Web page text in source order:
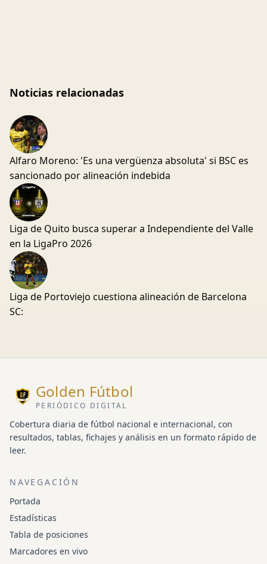
Noticias relacionadas
Alfaro Moreno: 'Es una vergüenza absoluta' si BSC es
sancionado por alineación indebida
Liga de Quito busca superar a Independiente del Valle
en la LigaPro 2026
Liga de Portoviejo cuestiona alineación de Barcelona
SC:
Golden Fútbol
PERIÓDICO DIGITAL
Cobertura diaria de fútbol nacional e internacional, con
resultados, tablas, fichajes y análisis en un formato rápido de
leer.
NAVEGACIÓN
Portada
Estadísticas
Tabla de posiciones
Marcadores en vivo